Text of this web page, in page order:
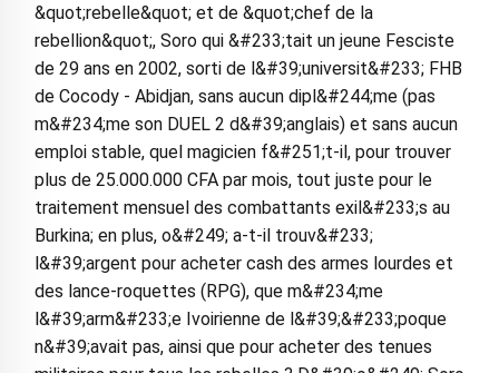
&quot;rebelle&quot; et de &quot;chef de la
rebellion&quot;, Soro qui &#233;tait un jeune Fesciste
de 29 ans en 2002, sorti de l&#39;universit&#233; FHB
de Cocody - Abidjan, sans aucun dipl&#244;me (pas
m&#234;me son DUEL 2 d&#39;anglais) et sans aucun
emploi stable, quel magicien f&#251;t-il, pour trouver
plus de 25.000.000 CFA par mois, tout juste pour le
traitement mensuel des combattants exil&#233;s au
Burkina; en plus, o&#249; a-t-il trouv&#233;
l&#39;argent pour acheter cash des armes lourdes et
des lance-roquettes (RPG), que m&#234;me
l&#39;arm&#233;e Ivoirienne de l&#39;&#233;poque
n&#39;avait pas, ainsi que pour acheter des tenues